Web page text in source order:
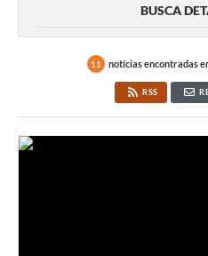
BUSCA
11 notícias encontradas
RSS